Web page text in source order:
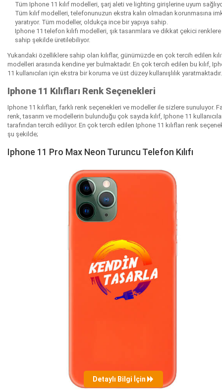
Tüm Iphone 11 kılıf modelleri, şarj aleti ve lighting girişlerine uyum
Tüm kılıf modelleri, telefonunuzun ekstra kalın olmadan korunmasına
yaratıyor. Tüm modeller, oldukça ince bir yapıya sahip.
Iphone 11 telefon kılıfı modelleri, şık tasarımlara ve dikkat çekici renklere
sahip şekilde üretilebiliyor.
Yukarıdaki özelliklere sahip olan kılıflar, günümüzde en çok tercih edilen
modelleri arasında kendine yer bulmaktadır. En çok tercih edilen bu kılıf,
11 kullanıcıları için ekstra bir koruma ve üst düzey kullanışlılık
Iphone 11 Kılıfları Renk Seçenekleri
Iphone 11 kılıfları, farklı renk seçenekleri ve modeller ile sizlere sunuluyor.
renk, tasarım ve modellerin bulunduğu çok sayıda kılıf, Iphone 11
tarafından tercih ediliyor. En çok tercih edilen Iphone 11 kılıfları renk
şu şekilde;
Iphone 11 Pro Max Neon Turuncu Telefon Kılıfı
Detaylı Bilgi İçin